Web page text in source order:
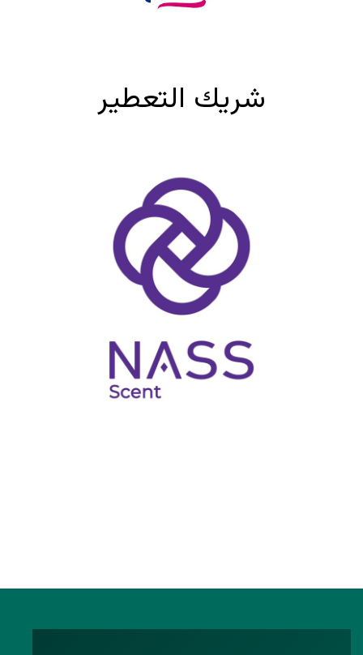
شريك التعطير